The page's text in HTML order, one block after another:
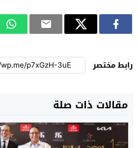
رابط مختصر
مقالات ذات صلة